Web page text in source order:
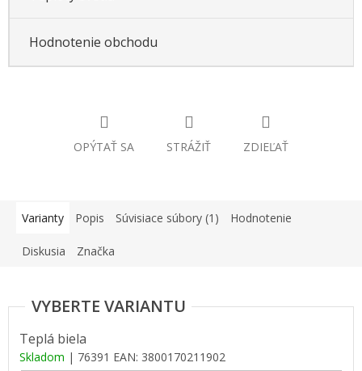
Hodnotenie obchodu
OPÝTAŤ SA STRÁŽIŤ ZDIEĽAŤ
Varianty Popis Súvisiace súbory (1) Hodnotenie
Diskusia Značka
Teplá biela
Skladom | 76391 EAN: 3800170211902